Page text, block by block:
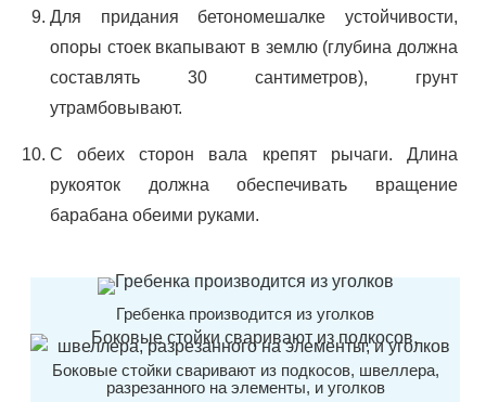
Для придания бетономешалке устойчивости,
опоры стоек вкапывают в землю (глубина должна
составлять 30 сантиметров), грунт
утрамбовывают.
С обеих сторон вала крепят рычаги. Длина
рукояток должна обеспечивать вращение
барабана обеими руками.
Гребенка производится из уголков
Боковые стойки сваривают из подкосов, швеллера,
разрезанного на элементы, и уголков